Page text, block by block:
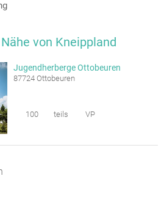
von Kneippland
Jugendherberge Ottobeuren
87724 Ottobeuren
100 teils VP
Anfrage